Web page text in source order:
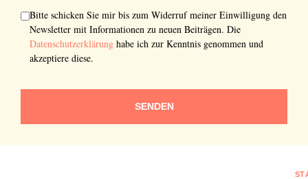
Bitte schicken Sie mir bis zum Widerruf meiner Einwilligung den
Newsletter mit Informationen zu neuen Beiträgen. Die
Datenschutzerklärung habe ich zur Kenntnis genommen und
akzeptiere diese.
SENDEN